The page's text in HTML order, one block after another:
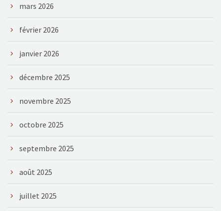
mars 2026
février 2026
janvier 2026
décembre 2025
novembre 2025
octobre 2025
septembre 2025
août 2025
juillet 2025